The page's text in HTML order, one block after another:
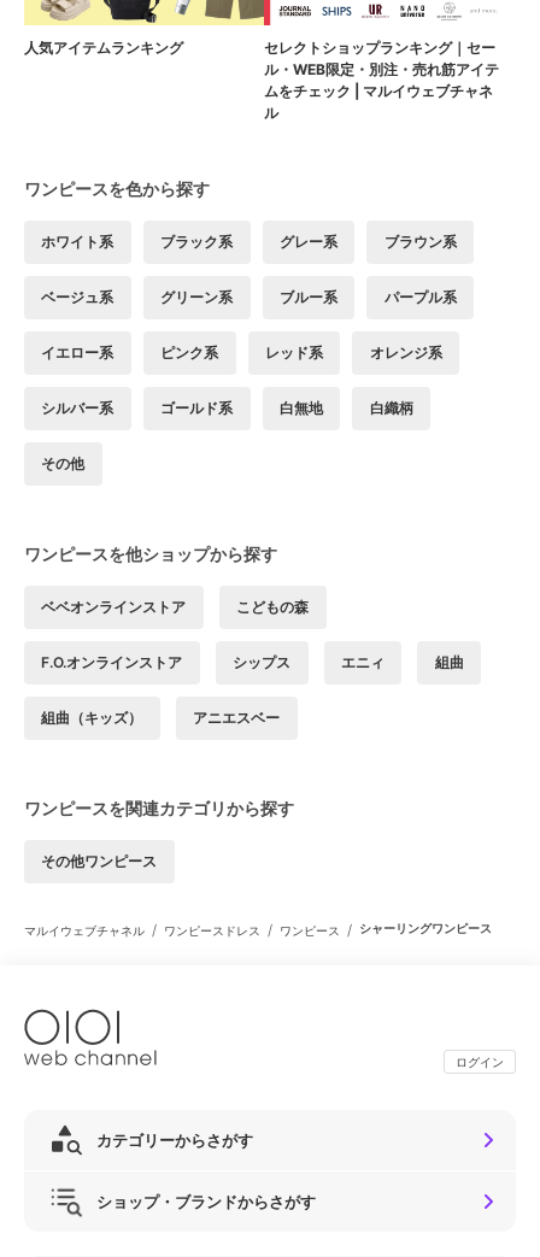
人気アイテムランキング
セレクトショップランキング｜セー
ル・WEB限定・別注・売れ筋アイテ
ムをチェック | マルイウェブチャネ
ル
ワンピースを色から探す
ホワイト系 ブラック系 グレー系 ブラウン系
ベージュ系 グリーン系 ブルー系 パープル系
イエロー系 ピンク系 レッド系 オレンジ系
シルバー系 ゴールド系 白無地 白織柄
その他
ワンピースを他ショップから探す
ベベオンラインストア こどもの森
F.O.オンラインストア シップス エニィ 組曲
組曲（キッズ） アニエスベー
ワンピースを関連カテゴリから探す
その他ワンピース
マルイウェブチャネル / ワンピースドレス / ワンピース / シャーリングワンピース
ログイン
カテゴリーからさがす
ショップ・ブランドからさがす